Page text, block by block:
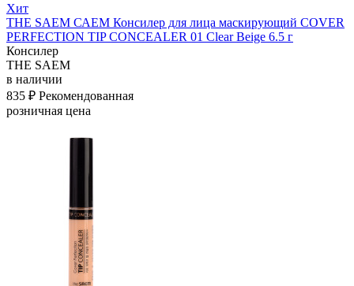
Хит
THE SAEM САЕМ Консилер для лица маскирующий COVER
PERFECTION TIP CONCEALER 01 Clear Beige 6.5 г
Консилер
THE SAEM
в наличии
835 ₽ Рекомендованная
розничная цена